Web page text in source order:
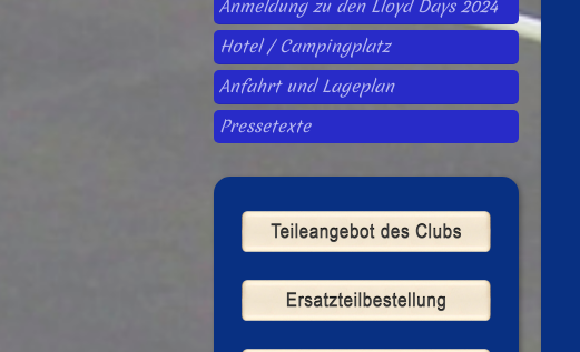
Anmeldung zu den Lloyd Days 2024
Hotel / Campingplatz
Anfahrt und Lageplan
Pressetexte